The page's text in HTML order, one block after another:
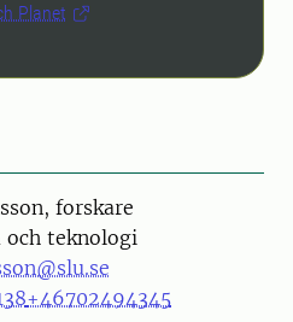
Planet
forskare
och teknologi
+46702494345